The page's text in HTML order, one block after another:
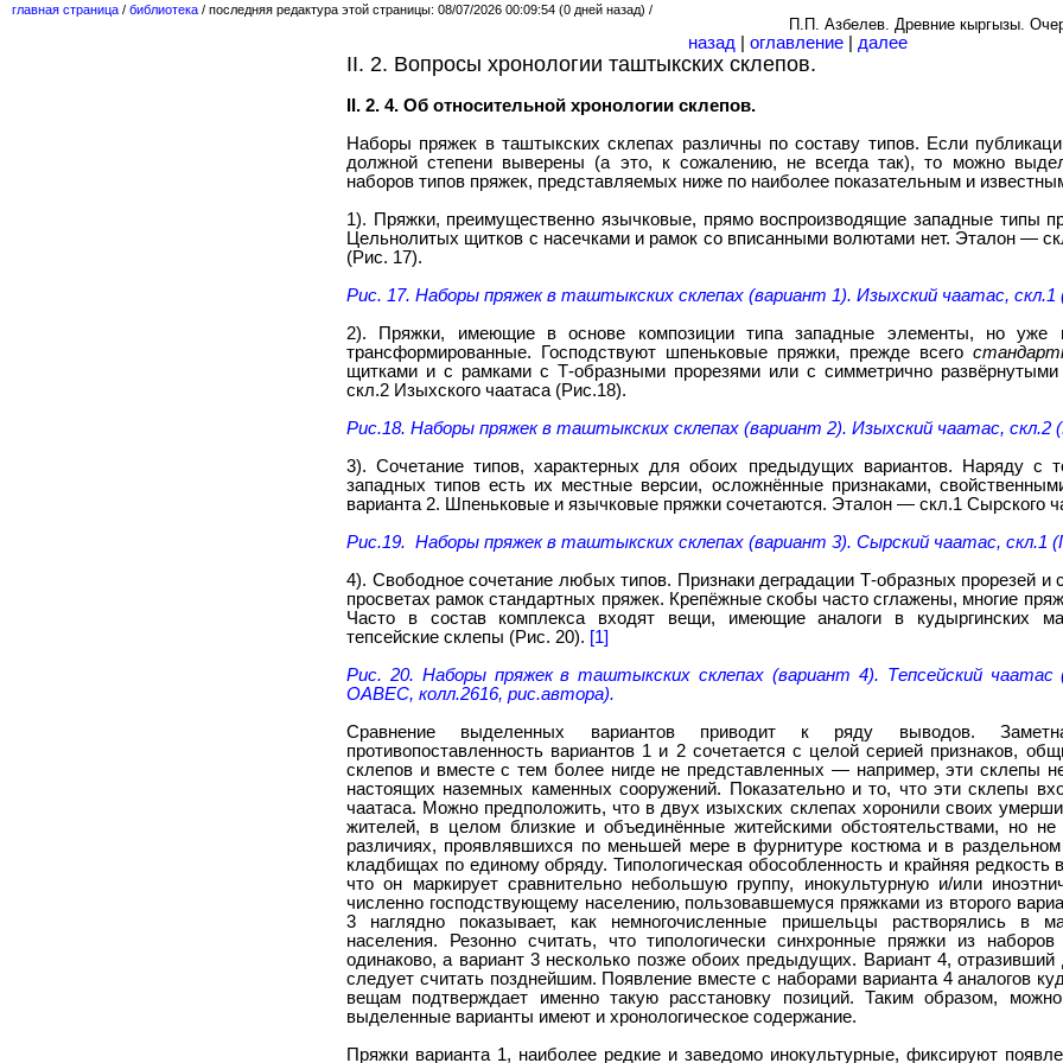
главная страница / библиотека / последняя редактура этой страницы: 08/07/2026 00:09:54 (0 дней назад) /
П.П. Азбелев. Древние кыргызы.
назад оглавление| далее
II. 2. Вопросы хронологии таштыкских склепов.
II. 2. 4. Об относительной хронологии склепов.
Наборы пряжек в таштыкских склепах различны по составу типов. Если
должной степени выверены (а это, к сожалению, не всегда так), то можно
наборов типов пряжек, представляемых ниже по наиболее показательным и
1). Пряжки, преимущественно язычковые, прямо воспроизводящие западные типы
Цельнолитых щитков с насечками и рамок со вписанными волютами нет. Эталон —
(Рис. 17).
Рис. 17. Наборы пряжек в таштыкских склепах (вариант 1). Изыхский чаатас, скл.1
2). Пряжки, имеющие в основе композиции типа западные элементы, но уже
трансформированные. Господствуют шпеньковые пряжки, прежде всего
щитками и с рамками с Т-образными прорезями или с симметрично
скл.2 Изыхского чаатаса (Рис.18).
Рис.18. Наборы пряжек в таштыкских склепах (вариант 2). Изыхский чаатас, скл.2
3). Сочетание типов, характерных для обоих предыдущих вариантов. Наряду с
западных типов есть их местные версии, осложнённые признаками,
варианта 2. Шпеньковые и язычковые пряжки сочетаются. Эталон — скл.1 Сырского
Рис.19. Наборы пряжек в таштыкских склепах (вариант 3). Сырский чаатас, скл.1
4). Свободное сочетание любых типов. Признаки деградации Т-образных прорезей и
просветах рамок стандартных пряжек. Крепёжные скобы часто сглажены, многие
Часто в состав комплекса входят вещи, имеющие аналоги в кудыргинских
тепсейские склепы (Рис. 20). [1]
Рис. 20. Наборы пряжек в таштыкских склепах (вариант 4). Тепсейский чаатас
ОАВЕС, колл.2616, рис.автора).
Сравнение выделенных вариантов приводит к ряду выводов. Заметная
противопоставленность вариантов 1 и 2 сочетается с целой серией признаков,
склепов и вместе с тем более нигде не представленных — например, эти склепы
настоящих наземных каменных сооружений. Показательно и то, что эти склепы
чаатаса. Можно предположить, что в двух изыхских склепах хоронили своих
жителей, в целом близкие и объединённые житейскими обстоятельствами, но
различиях, проявлявшихся по меньшей мере в фурнитуре костюма и в
кладбищах по единому обряду. Типологическая обособленность и крайняя редкость
что он маркирует сравнительно небольшую группу, инокультурную и/или
численно господствующему населению, пользовавшемуся пряжками из второго
3 наглядно показывает, как немногочисленные пришельцы растворялись в
населения. Резонно считать, что типологически синхронные пряжки из
одинаково, а вариант 3 несколько позже обоих предыдущих. Вариант 4, отразивший
следует считать позднейшим. Появление вместе с наборами варианта 4 аналогов
вещам подтверждает именно такую расстановку позиций. Таким образом,
выделенные варианты имеют и хронологическое содержание.
Пряжки варианта 1, наиболее редкие и заведомо инокультурные, фиксируют